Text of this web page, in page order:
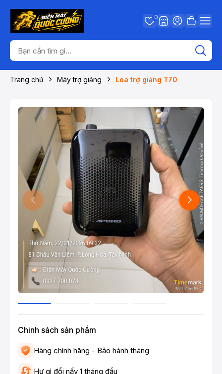
0
Trang chủ Máy trợ giảng Loa trợ giảng T70
Chinh sách sản phẩm
Hàng chính hãng - Bảo hành tháng
Hư gì đổi nấy 1 tháng đầu